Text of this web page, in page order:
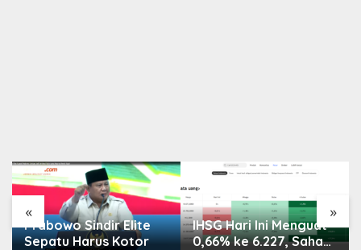
« »
Prabowo Sindir Elite
Sepatu Harus Kotor
IHSG Hari Ini Menguat
0,66% ke 6.227, Saham